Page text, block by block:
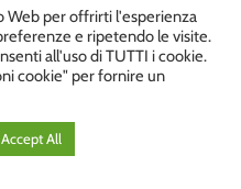
Web per offrirti l'esperienza
e ripetendo le visite.
all'uso di TUTTI i cookie.
cookie" per fornire un
Accept All